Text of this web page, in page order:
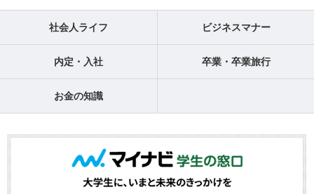
社会人ライフ ビジネスマナー
内定・入社 卒業・卒業旅行
お金の知識